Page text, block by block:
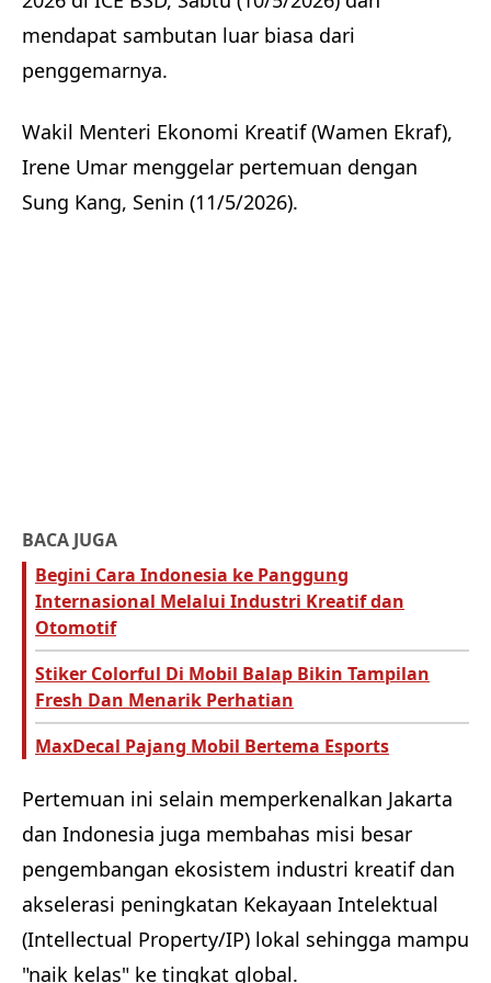
mendapat sambutan luar biasa dari
penggemarnya.
Wakil Menteri Ekonomi Kreatif (Wamen Ekraf),
Irene Umar menggelar pertemuan dengan
Sung Kang, Senin (11/5/2026).
BACA JUGA
Begini Cara Indonesia ke Panggung
Internasional Melalui Industri Kreatif dan
Otomotif
Stiker Colorful Di Mobil Balap Bikin Tampilan
Fresh Dan Menarik Perhatian
MaxDecal Pajang Mobil Bertema Esports
Pertemuan ini selain memperkenalkan Jakarta
dan Indonesia juga membahas misi besar
pengembangan ekosistem industri kreatif dan
akselerasi peningkatan Kekayaan Intelektual
(Intellectual Property/IP) lokal sehingga mampu
"naik kelas" ke tingkat global.